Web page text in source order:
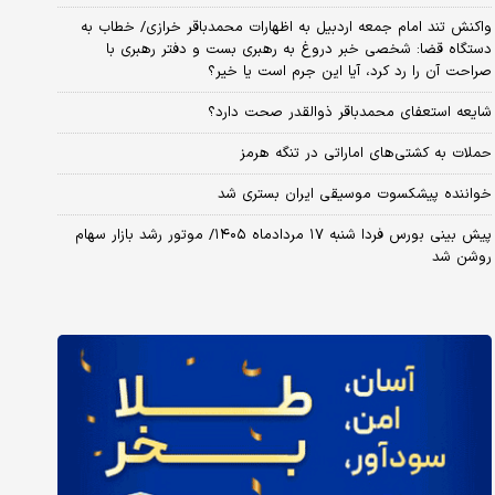
واکنش تند امام جمعه اردبیل به اظهارات محمدباقر خرازی/ خطاب به
دستگاه قضا: شخصی خبر دروغ به رهبری بست و دفتر رهبری با
صراحت آن را رد کرد، آیا این جرم است یا خیر؟
شایعه استعفای محمدباقر ذوالقدر صحت دارد؟
حملات به کشتی‌های اماراتی در تنگه هرمز
خواننده پیشکسوت موسیقی ایران بستری شد
پیش بینی بورس فردا شنبه ۱۷ مردادماه ۱۴۰۵/ موتور رشد بازار سهام
روشن شد